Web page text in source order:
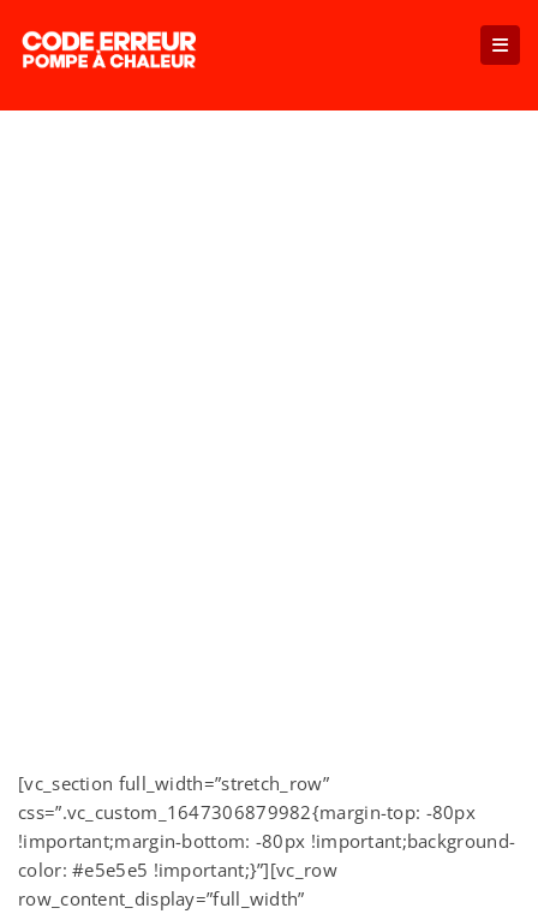
[vc_section full_width=”stretch_row”
css=”.vc_custom_1647306879982{margin-top: -80px
!important;margin-bottom: -80px !important;background-
color: #e5e5e5 !important;}”][vc_row
row_content_display=”full_width”